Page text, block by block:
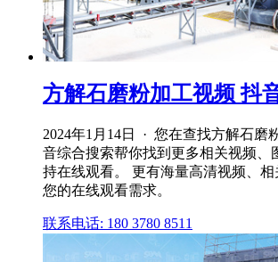
方解石磨粉加工视频 抖
2024年1月14日 · 您在查找方解石磨
音综合搜索帮你找到更多相关视频、
持在线观看。 更有海量高清视频、
您的在线观看需求。
联系电话: 180 3780 8511